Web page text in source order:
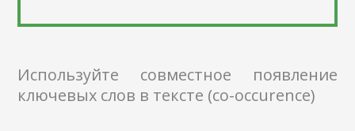
Используйте совместное появление
ключевых слов в тексте (co-occurence)